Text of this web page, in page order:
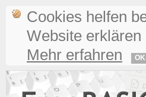
Cookies helfen
Website
Mehr erfahren
OK